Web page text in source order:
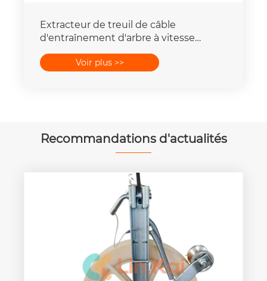
Extracteur de treuil de câble
d'entraînement d'arbre à vitesse
Voir plus >>
Recommandations d'actualités